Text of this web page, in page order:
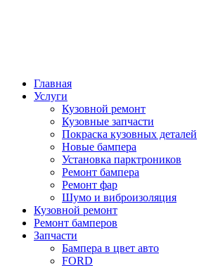
Главная
Услуги
Кузовной ремонт
Кузовные запчасти
Покраска кузовных деталей
Новые бампера
Установка парктроников
Ремонт бампера
Ремонт фар
Шумо и виброизоляция
Кузовной ремонт
Ремонт бамперов
Запчасти
Бампера в цвет авто
FORD